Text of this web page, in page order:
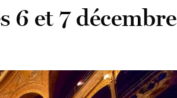
6 et 7 décembre